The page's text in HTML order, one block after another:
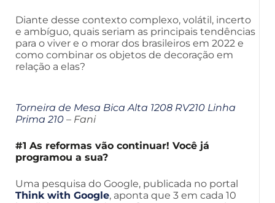
Diante desse contexto complexo, volátil, incerto
e ambíguo, quais seriam as principais tendências
para o viver e o morar dos brasileiros em 2022 e
como combinar os objetos de decoração em
relação a elas?
Torneira de Mesa Bica Alta 1208 RV210 Linha
Prima 210 – Fani
#1 As reformas vão continuar! Você já
programou a sua?
Uma pesquisa do Google, publicada no portal
Think with Google, aponta que 3 em cada 10